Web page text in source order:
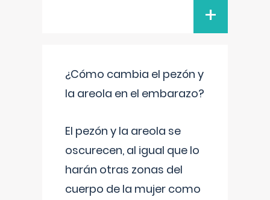
+
¿Cómo cambia el pezón y
la areola en el embarazo?
El pezón y la areola se
oscurecen, al igual que lo
harán otras zonas del
cuerpo de la mujer como